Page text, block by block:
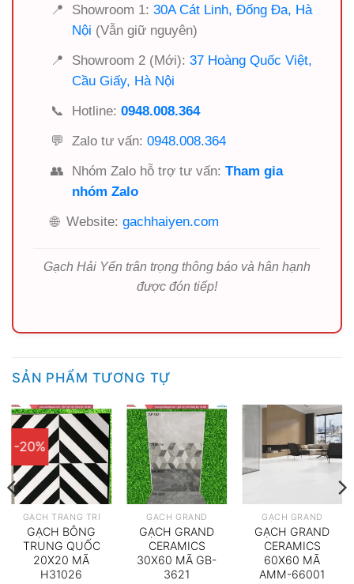
📍 Showroom 1: 30A Cát Linh, Đống Đa, Hà
Nội (Vẫn giữ nguyên)
📍
Showroom 2 (Mới): 37 Hoàng Quốc Việt,
Cầu Giấy, Hà Nội
📞
Hotline: 0948.008.364
💬
Zalo tư vấn: 0948.008.364
👥
Nhóm Zalo hỗ trợ tư vấn: Tham gia
nhóm Zalo
🌐 Website: gachhaiyen.com
Gạch Hải Yến trân trọng thông báo và hân hạnh
được đón tiếp!
SẢN PHẨM TƯƠNG TỰ
-20%
GẠCH TRANG TRÍ
GẠCH BÔNG
TRUNG QUỐC
20X20 MÃ
H31026
GẠCH GRAND
GẠCH GRAND
CERAMICS
30X60 MÃ GB-
3621
GẠCH GRAND
GẠCH GRAND
CERAMICS
60X60 MÃ
AMM-66001